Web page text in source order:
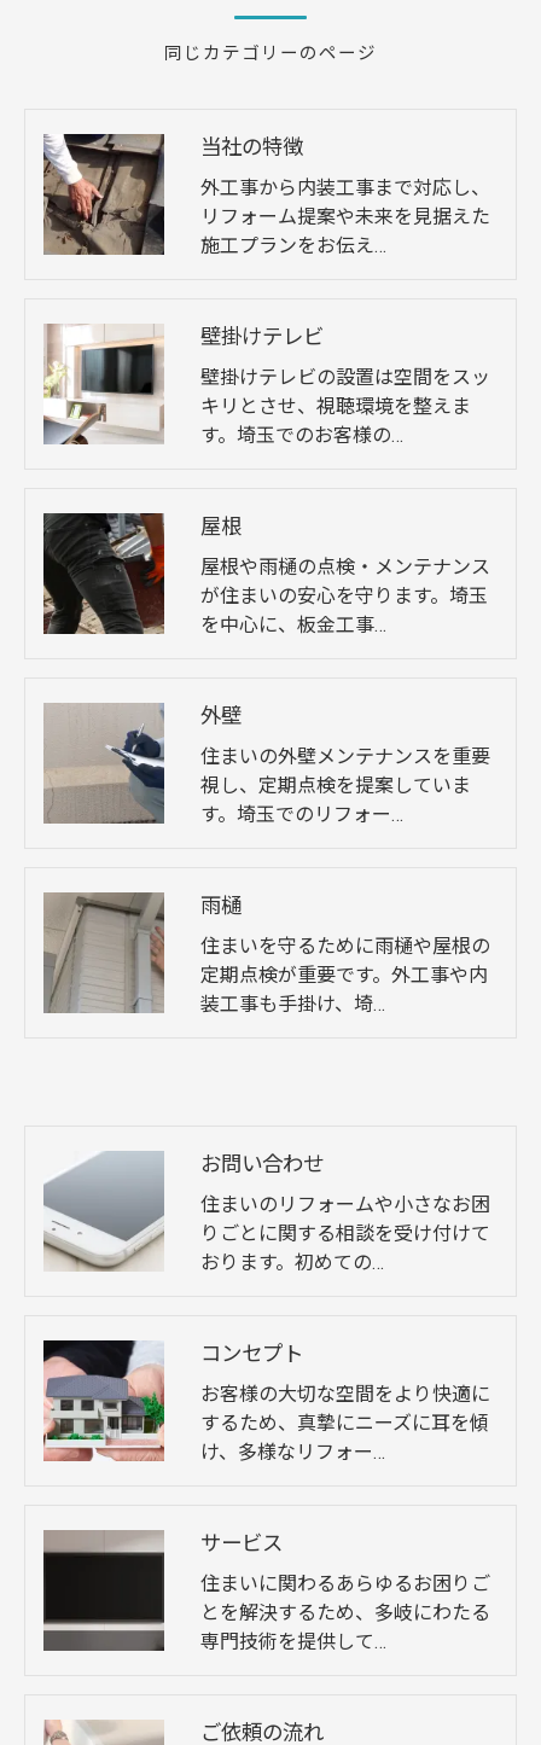
同じカテゴリーのページ
当社の特徴
外工事から内装工事まで対応し、
リフォーム提案や未来を見据えた
施工プランをお伝え…
壁掛けテレビ
壁掛けテレビの設置は空間をスッ
キリとさせ、視聴環境を整えま
す。埼玉でのお客様の…
屋根
屋根や雨樋の点検・メンテナンス
が住まいの安心を守ります。埼玉
を中心に、板金工事…
外壁
住まいの外壁メンテナンスを重要
視し、定期点検を提案していま
す。埼玉でのリフォー…
雨樋
住まいを守るために雨樋や屋根の
定期点検が重要です。外工事や内
装工事も手掛け、埼…
お問い合わせ
住まいのリフォームや小さなお困
りごとに関する相談を受け付けて
おります。初めての…
コンセプト
お客様の大切な空間をより快適に
するため、真摯にニーズに耳を傾
け、多様なリフォー…
サービス
住まいに関わるあらゆるお困りご
とを解決するため、多岐にわたる
専門技術を提供して…
ご依頼の流れ